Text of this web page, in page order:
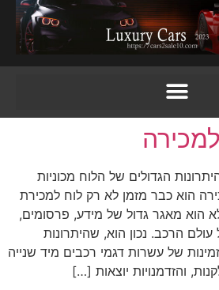
הגדולים של הלוח מכוניות
הוא כבר מזמן לא רק לוח למכירת
הוא מאגר גדול של מידע, פרסומים,
הרכב. נכון הוא, שהיתרונות
של עשרות דגמי רכבים מיד שנייה
והזדמנויות יוצאות […]